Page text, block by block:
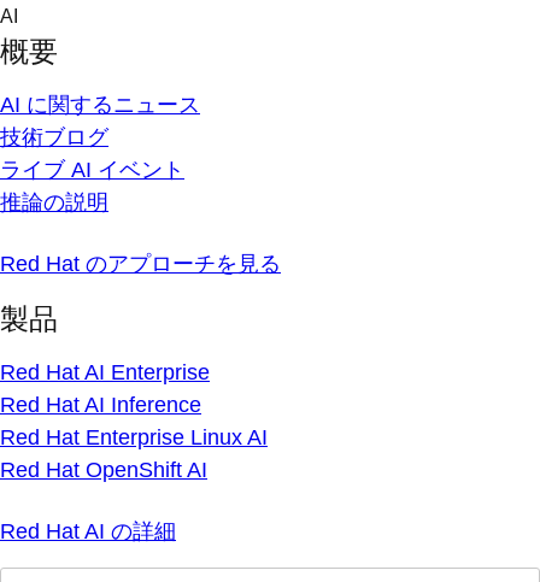
Skip
content
AI
概要
AI に関するニュース
技術ブログ
ライブ AI イベント
推論の説明
Red Hat のアプローチを見る
製品
Red Hat AI Enterprise
Red Hat AI Inference
Red Hat Enterprise Linux AI
Red Hat OpenShift AI
Red Hat AI の詳細